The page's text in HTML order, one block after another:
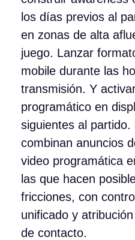
los días previos al
en zonas de alta
juego. Lanzar
mobile durante las
transmisión. Y
programático en
siguientes al
combinan anuncios
video programática
las que hacen
fricciones, con
unificado y
de contacto.